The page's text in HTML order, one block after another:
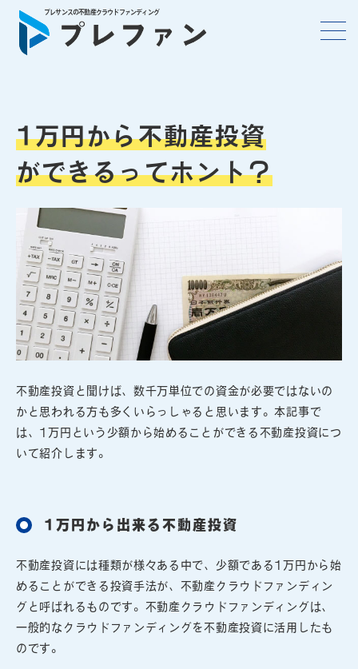
プレサンスの不動産クラウドファンディング
1万円から不動産投資
ができるってホント？
不動産投資と聞けば、数千万単位での資金が必要ではないの
かと思われる方も多くいらっしゃると思います。本記事で
は、1万円という少額から始めることができる不動産投資につ
いて紹介します。
1万円から出来る不動産投資
不動産投資には種類が様々ある中で、少額である1万円から始
めることができる投資手法が、不動産クラウドファンディン
グと呼ばれるものです。不動産クラウドファンディングは、
一般的なクラウドファンディングを不動産投資に活用したも
のです。